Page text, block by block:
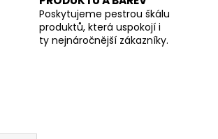
Poskytujeme pestrou škálu
produktů, která uspokojí i
ty nejnáročnější zákazníky.